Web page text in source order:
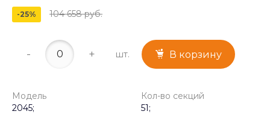
-25% 104 658 руб.
- + шт. В корзину
Модель
2045;
Кол-во секций
51;